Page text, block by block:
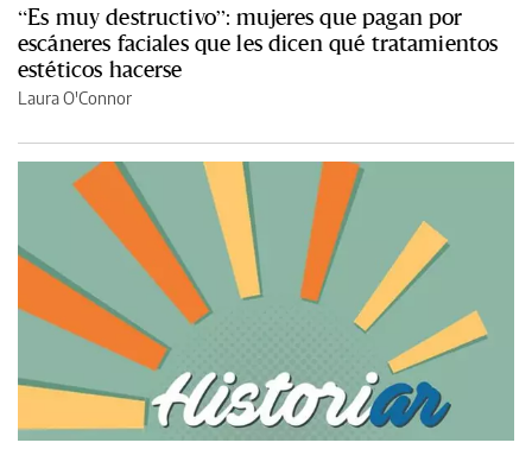
“Es muy destructivo”: mujeres que pagan por
escáneres faciales que les dicen qué tratamientos
estéticos hacerse
Laura O'Connor